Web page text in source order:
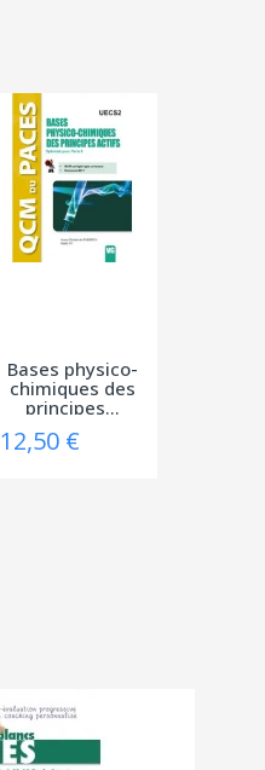
Bases physico-
chimiques des
principes...
12,50 €